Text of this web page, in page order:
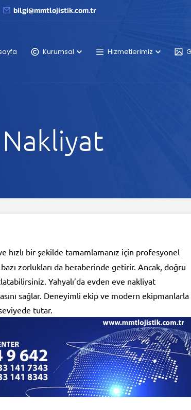
bilgi@mmtlojistik.com.tr
Kurumsal Hizmetlerimiz
Nakliyat
hızlı bir şekilde tamamlamanız için profesyonel
zorlukları da beraberinde getirir. Ancak, doğru
Yahyalı’da evden eve nakliyat
sağlar. Deneyimli ekip ve modern ekipmanlarla
tutar.